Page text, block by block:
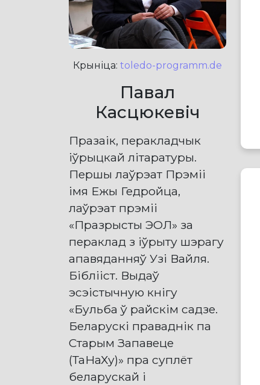
Крыніца: toledo-programm.de
Павал
Касцюкевіч
Празаік, перакладчык
iўрыцкай літаратуры.
Першы лаўрэат Прэміі
імя Ежы Гедройца,
лаўрэат прэміі
«Празрысты ЭОЛ» за
пераклад з іўрыту шэрагу
апавяданняў Узі Вайля.
Біблiіст. Выдаў
эсэістычную кнігу
«Бульба ў райскім садзе.
Беларускі праваднік па
Старым Запавеце
(ТаНаХу)» пра суплёт
беларускай і